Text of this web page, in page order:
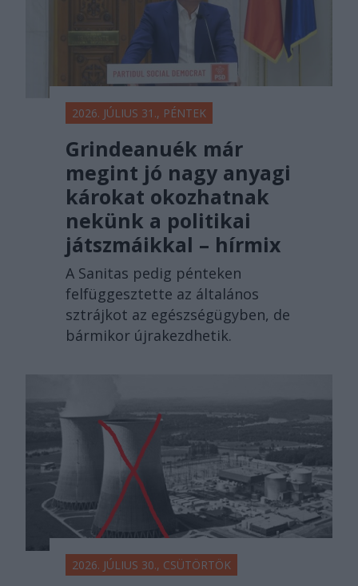
2026. JÚLIUS 31., PÉNTEK
Grindeanuék már
megint jó nagy anyagi
károkat okozhatnak
nekünk a politikai
játszmáikkal – hírmix
A Sanitas pedig pénteken
felfüggesztette az általános
sztrájkot az egészségügyben, de
bármikor újrakezdhetik.
2026. JÚLIUS 30., CSÜTÖRTÖK